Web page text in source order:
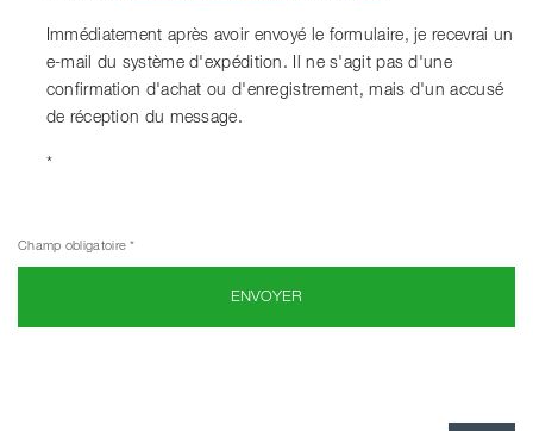
Immédiatement après avoir envoyé le formulaire, je recevrai un
e-mail du système d'expédition. Il ne s'agit pas d'une
confirmation d'achat ou d'enregistrement, mais d'un accusé
de réception du message.
*
Champ obligatoire *
ENVOYER